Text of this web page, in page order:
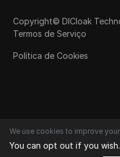
Copyright© DICloak
Termos de Serviço
Política de Cookies
We use cookies to improve
You can opt out if you wish.